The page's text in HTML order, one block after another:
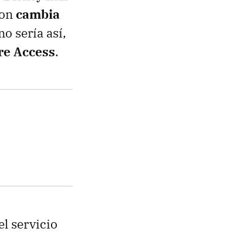
cambia
sería así,
Access.
servicio